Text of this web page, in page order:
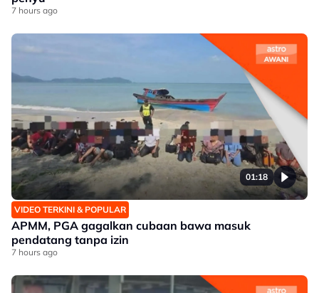
7 hours ago
01:18
VIDEO TERKINI & POPULAR
APMM, PGA gagalkan cubaan bawa masuk
pendatang tanpa izin
7 hours ago